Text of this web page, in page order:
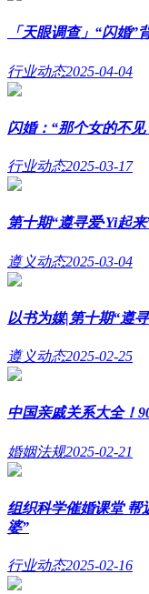
「天眼调查」“闪婚
行业动态2025-04-04
闪婚：“那个女的不见
行业动态2025-03-17
第十期“遵寻爱·Yi起
遵义动态2025-03-04
以书为媒|第十期“遵
遵义动态2025-02-25
中国亲戚关系大全！
婚姻法规2025-02-21
组织科学催婚课堂 帮
婆”
行业动态2025-02-16